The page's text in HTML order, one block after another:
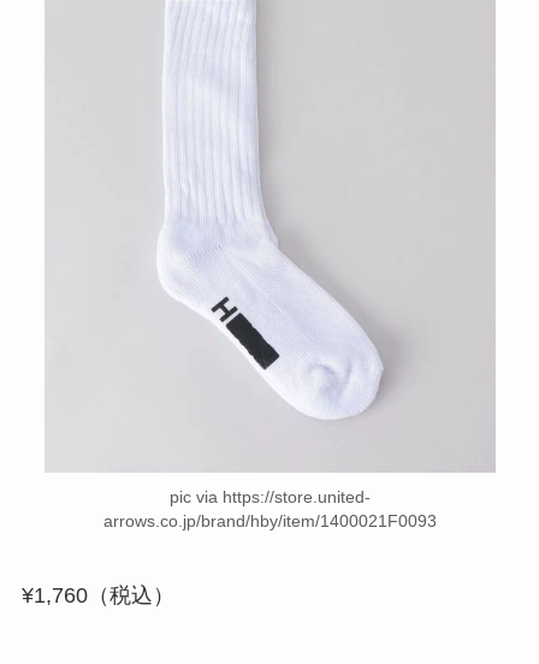
pic via https://store.united-
arrows.co.jp/brand/hby/item/1400021F0093
¥1,760（税込）